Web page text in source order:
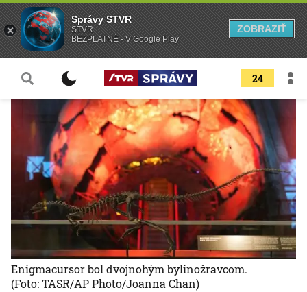
24
Enigmacursor bol dvojnohým bylinožravcom.
(Foto: TASR/AP Photo/Joanna Chan)
Správy STVR
STVR
BEZPLATNÉ - V Google Play
ZOBRAZIŤ